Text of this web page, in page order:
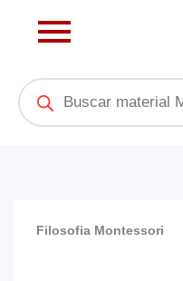
Products
search
Filosofia Montessori